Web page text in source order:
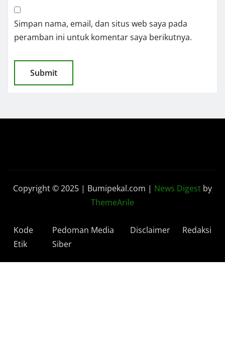
Simpan nama, email, dan situs web saya pada
peramban ini untuk komentar saya berikutnya.
Copyright © 2025 | Bumipekal.com | News Digest by
ThemeArile
Kode
Etik
Pedoman Media
Siber
Disclaimer Redaksi